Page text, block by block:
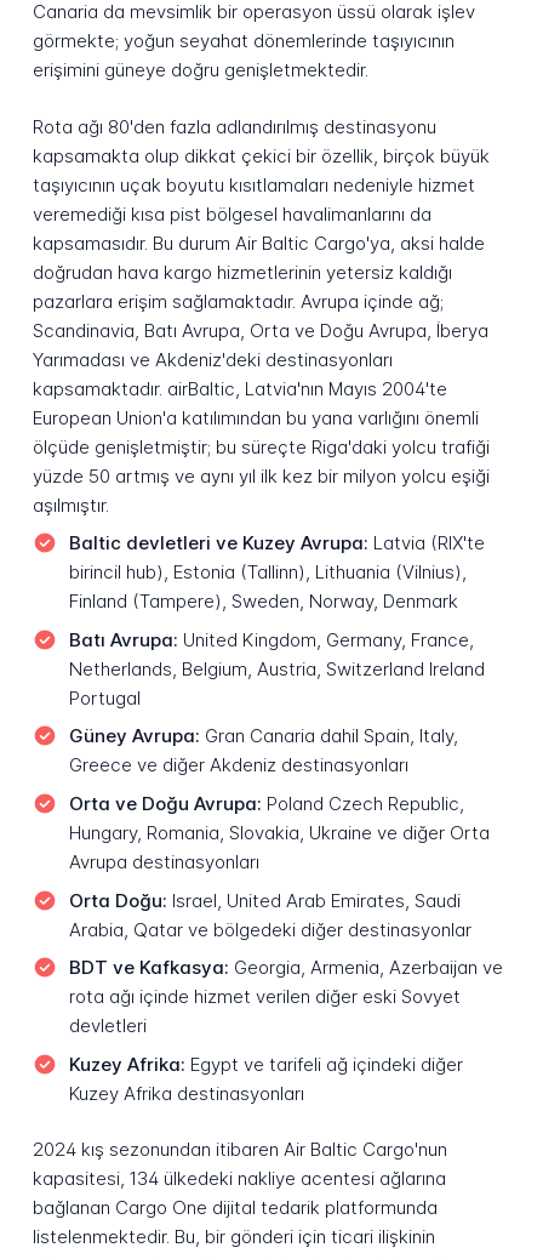
Canaria da mevsimlik bir operasyon üssü olarak işlev
görmekte; yoğun seyahat dönemlerinde taşıyıcının
erişimini güneye doğru genişletmektedir.
Rota ağı 80'den fazla adlandırılmış destinasyonu
kapsamakta olup dikkat çekici bir özellik, birçok büyük
taşıyıcının uçak boyutu kısıtlamaları nedeniyle hizmet
veremediği kısa pist bölgesel havalimanlarını da
kapsamasıdır. Bu durum Air Baltic Cargo'ya, aksi halde
doğrudan hava kargo hizmetlerinin yetersiz kaldığı
pazarlara erişim sağlamaktadır. Avrupa içinde ağ;
Scandinavia, Batı Avrupa, Orta ve Doğu Avrupa, İberya
Yarımadası ve Akdeniz'deki destinasyonları
kapsamaktadır. airBaltic, Latvia'nın Mayıs 2004'te
European Union'a katılımından bu yana varlığını önemli
ölçüde genişletmiştir; bu süreçte Riga'daki yolcu trafiği
yüzde 50 artmış ve aynı yıl ilk kez bir milyon yolcu eşiği
aşılmıştır.
Baltic devletleri ve Kuzey Avrupa: Latvia (RIX'te
birincil hub), Estonia (Tallinn), Lithuania (Vilnius),
Finland (Tampere), Sweden, Norway, Denmark
Batı Avrupa: United Kingdom, Germany, France,
Netherlands, Belgium, Austria, Switzerland Ireland
Portugal
Güney Avrupa: Gran Canaria dahil Spain, Italy,
Greece ve diğer Akdeniz destinasyonları
Orta ve Doğu Avrupa: Poland Czech Republic,
Hungary, Romania, Slovakia, Ukraine ve diğer Orta
Avrupa destinasyonları
Orta Doğu: Israel, United Arab Emirates, Saudi
Arabia, Qatar ve bölgedeki diğer destinasyonlar
BDT ve Kafkasya: Georgia, Armenia, Azerbaijan ve
rota ağı içinde hizmet verilen diğer eski Sovyet
devletleri
Kuzey Afrika: Egypt ve tarifeli ağ içindeki diğer
Kuzey Afrika destinasyonları
2024 kış sezonundan itibaren Air Baltic Cargo'nun
kapasitesi, 134 ülkedeki nakliye acentesi ağlarına
bağlanan Cargo One dijital tedarik platformunda
listelenmektedir. Bu, bir gönderi için ticari ilişkinin